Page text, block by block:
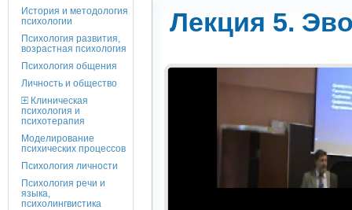
История и методология
психологии
Психология развития,
возрастная психология
Психология общения
Личность и общество
Клиническая
психология и
психотерапия
Моделирование
психических процессов
Психология личности
Психология речи и
языка,
психолингвистика
Лекция 5.